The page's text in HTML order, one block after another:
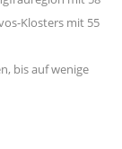
Klosters mit 55
bis auf wenige